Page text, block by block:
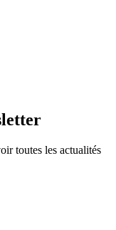
toutes les actualités